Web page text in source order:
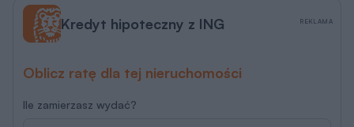
Kredyt hipoteczny z ING
Oblicz ratę dla tej nieruchomości
Ile zamierzasz wydać?
REKLAMA